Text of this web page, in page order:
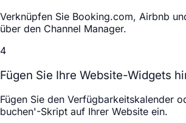
Verknüpfen Sie Booking.com, Airbnb
über den Channel Manager.
4
Fügen Sie Ihre Website-Widgets
Fügen Sie den Verfügbarkeitskalender
buchen'-Skript auf Ihrer Website ein.